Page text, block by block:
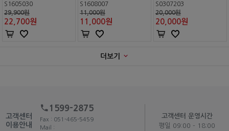
S1605030
29,900원
22,700원
S1608007
11,000원
11,000원
S0307203
20,000원
20,000원
더보기
고객센터
이용안내
1599-2875
Fax : 051-465-5459
Mail :
고객센터 운영시간
평일 09:00 - 18:00